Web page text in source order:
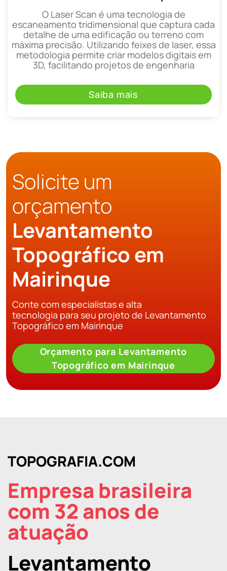
O Laser Scan é uma tecnologia de
escaneamento tridimensional que captura cada
detalhe de uma edificação ou terreno com
máxima precisão. Utilizando feixes de laser, essa
metodologia permite criar modelos digitais em
3D, facilitando projetos de engenharia
Saiba mais
Solicite um
orçamento
Levantamento
Topográfico em
Mairinque
Conte com especialistas e alta
tecnologia para seu projeto de Levantamento
Topográfico em Mairinque
Orçamento para Levantamento
Topográfico em Mairinque
TOPOGRAFIA.COM
Empresa brasileira
com 32 anos de
atuação
Levantamento